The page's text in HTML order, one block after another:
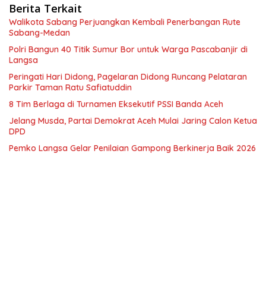
Berita Terkait
Walikota Sabang Perjuangkan Kembali Penerbangan Rute
Sabang-Medan
Polri Bangun 40 Titik Sumur Bor untuk Warga Pascabanjir di
Langsa
Peringati Hari Didong, Pagelaran Didong Runcang Pelataran
Parkir Taman Ratu Safiatuddin
8 Tim Berlaga di Turnamen Eksekutif PSSI Banda Aceh
Jelang Musda, Partai Demokrat Aceh Mulai Jaring Calon Ketua
DPD
Pemko Langsa Gelar Penilaian Gampong Berkinerja Baik 2026